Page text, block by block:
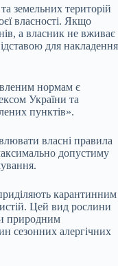
земельних територій
власності. Якщо
а власник не вживає
для накладення
нормам є
України та
пунктів».
власні правила
допустиму
карантинним
Цей вид рослини
природним
сезонних алергічних